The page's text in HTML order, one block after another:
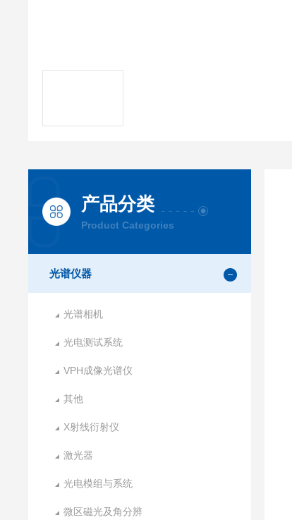
产品分类
Product Categories
光谱仪器
光谱相机
光电测试系统
VPH成像光谱仪
其他
X射线衍射仪
激光器
光电模组与系统
微区磁光及角分辨